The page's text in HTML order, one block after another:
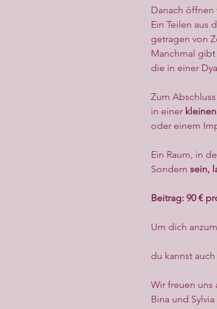
Danach öffnen
Ein Teilen aus
getragen von
Manchmal gibt
die in einer
Zum
in einer
oder einem
Ein Raum, in
Sondern sein,
Beitrag: 90 €
Um dich
du kannst
Wir freuen uns
Bina und Sylvia